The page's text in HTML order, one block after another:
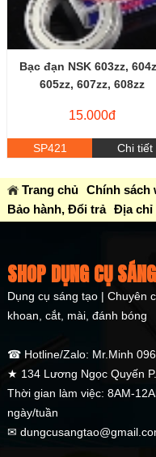
Bạc đạn NSK 603zz,
605zz, 607zz, 608zz
15.000đ
SP421 Chi tiết
Trang chủ Chính sách
Bảo hành, Đổi trả Địa chỉ
SHOP DỤNG CỤ
Dụng cụ sáng tạo | Chuyên
khoan, cắt, mài, đánh bóng
☎ Hotline/Zalo: Mr.Minh
★ 134 Lương Ngọc Quyến
Thời gian làm việc: 8AM-
ngày/tuần
✉